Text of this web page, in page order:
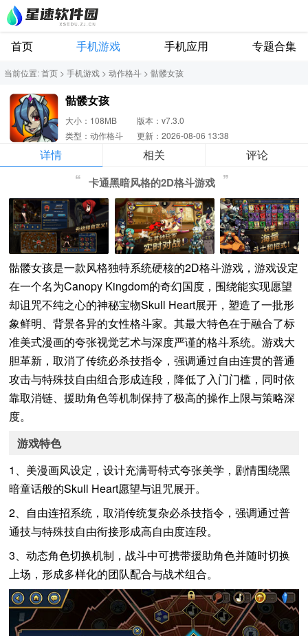
首页 手机游戏 手机应用 专题合集
当前位置:首页 > 手机游戏 > 动作格斗 > 骷髅女孩
骷髅女孩
大小：108MB
版本：v7.3.0
类型：动作格斗
更新：2026-08-06 13:38
详情 相关 评论
卡通黑暗风格的2D格斗游戏
骷髅女孩是一款风格独特系统硬核的2D格斗游戏，游戏设定
在一个名为Canopy Kingdom的奇幻国度，围绕能实现愿望
却诅咒不纯之心的神秘宝物Skull Heart展开，塑造了一批形
象鲜明、背景各异的女性格斗家。其最大特色在于融合了标
准美式漫画的夸张视觉艺术与深度严谨的格斗系统。游戏大
胆革新，取消了传统必杀技指令，强调通过自由连贯的普通
攻击与特殊技自由组合形成连段，降低了入门门槛，同时依
靠取消链、援助角色等机制保持了极高的操作上限与策略深
度。
游戏特色
1、美漫画风设定，设计充满哥特式夸张美学，剧情围绕黑
暗童话般的Skull Heart愿望与诅咒展开。
2、自由连招系统，取消传统复杂必杀技指令，强调通过普
通技与特殊技自由衔接形成高自由度连段。
3、动态角色切换机制，战斗中可携带援助角色并随时切换
上场，形成多样化的团队配合与战术组合。